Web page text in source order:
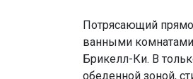
Потрясающий
ванными
Брикелл-Ки. В
обеденной зоной,